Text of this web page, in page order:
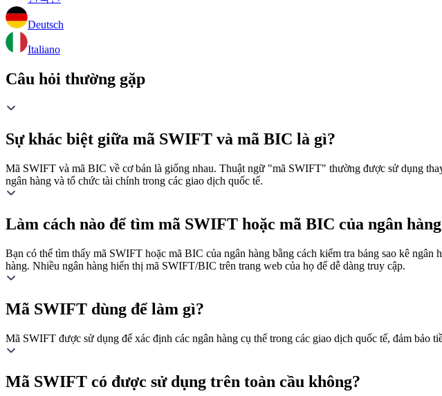
Deutsch
Italiano
Câu hỏi thường gặp
Sự khác biệt giữa mã SWIFT và mã BIC là gì?
Mã SWIFT và mã BIC về cơ bản là giống nhau. Thuật ngữ "mã SWIFT" thường được sử dụng
ngân hàng và tổ chức tài chính trong các giao dịch quốc tế.
Làm cách nào để tìm mã SWIFT hoặc mã BIC của ngân
Bạn có thể tìm thấy mã SWIFT hoặc mã BIC của ngân hàng bằng cách kiểm tra bảng sao kê
hàng. Nhiều ngân hàng hiển thị mã SWIFT/BIC trên trang web của họ để dễ dàng truy cập.
Mã SWIFT dùng để làm gì?
Mã SWIFT được sử dụng để xác định các ngân hàng cụ thể trong các giao dịch quốc tế, đảm bảo
Mã SWIFT có được sử dụng trên toàn cầu không?